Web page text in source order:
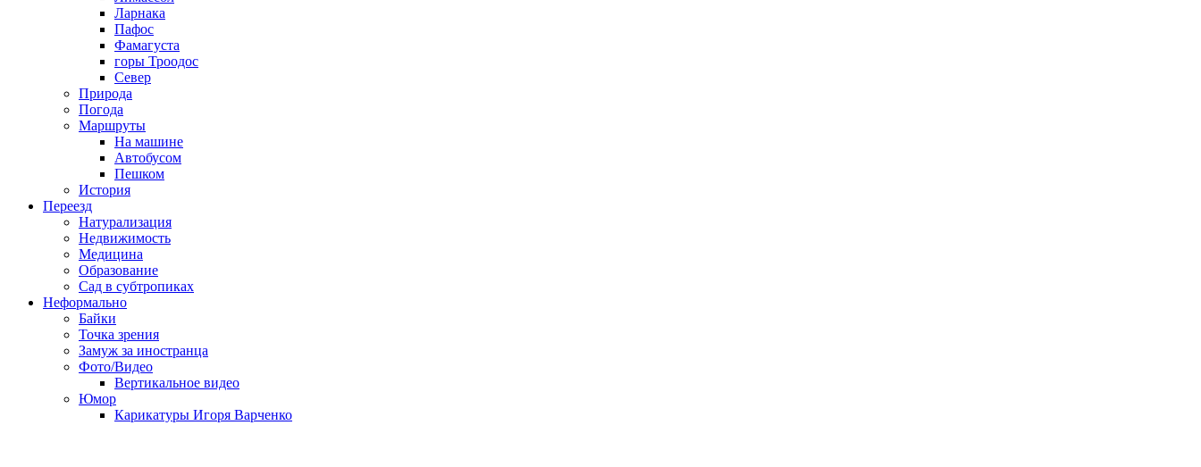
Ларнака
Пафос
Фамагуста
горы Троодос
Север
Природа
Погода
Маршруты
На машине
Автобусом
Пешком
История
Переезд
Натурализация
Недвижимость
Медицина
Образование
Сад в субтропиках
Неформально
Байки
Точка зрения
Замуж за иностранца
Фото/Видео
Вертикальное видео
Юмор
Карикатуры Игоря Варченко